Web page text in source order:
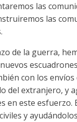
las
las
de la guerra,
con los envíos
del extranjero, y
en este esfuerzo.
y